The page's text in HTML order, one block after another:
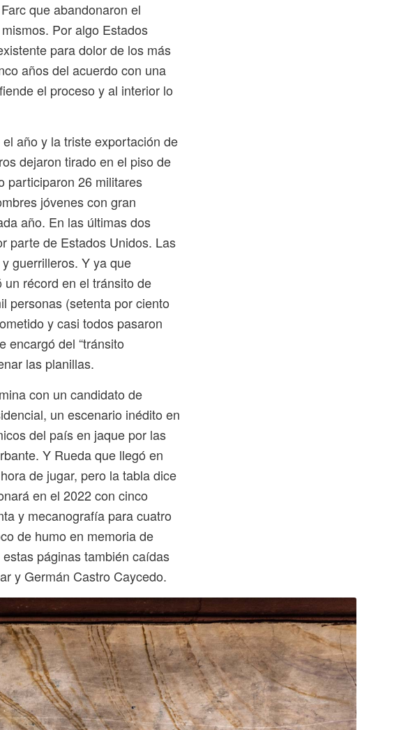
que abandonaron el
Por algo Estados
para dolor de los más
años del acuerdo con una
el proceso y al interior lo
año y la triste exportación de
dejaron tirado en el piso de
participaron 26 militares
jóvenes con gran
año. En las últimas dos
parte de Estados Unidos. Las
guerrilleros. Y ya que
récord en el tránsito de
personas (setenta por ciento
y casi todos pasaron
encargó del “tránsito
las planillas.
con un candidato de
un escenario inédito en
del país en jaque por las
Y Rueda que llegó en
de jugar, pero la tabla dice
en el 2022 con cinco
y mecanografía para cuatro
de humo en memoria de
páginas también caídas
y Germán Castro Caycedo.